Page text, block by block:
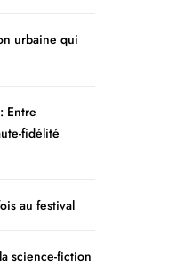
urbaine qui
Entre
fidélité
au festival
science-fiction